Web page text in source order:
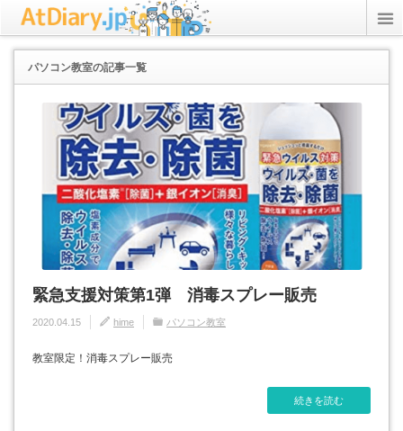
パソコン教室の記事一覧
緊急支援対策第1弾 消毒スプレー販売
2020.04.15 hime パソコン教室
教室限定！消毒スプレー販売
続きを読む
StudyPC.NET
資格アリーナ
プライバシーポリシー